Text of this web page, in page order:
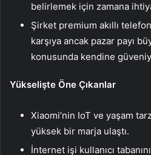
belirlemek için zamana
Şirket premium akıllı
karşıya ancak pazar payı
konusunda kendine
Yükselişte Öne Çıkanlar
Xiaomi’nin IoT ve yaşam
yüksek bir marja ulaştı.
İnternet işi kullanıcı